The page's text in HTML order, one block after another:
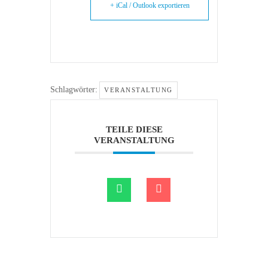
+ iCal / Outlook exportieren
Schlagwörter: VERANSTALTUNG
TEILE DIESE
VERANSTALTUNG